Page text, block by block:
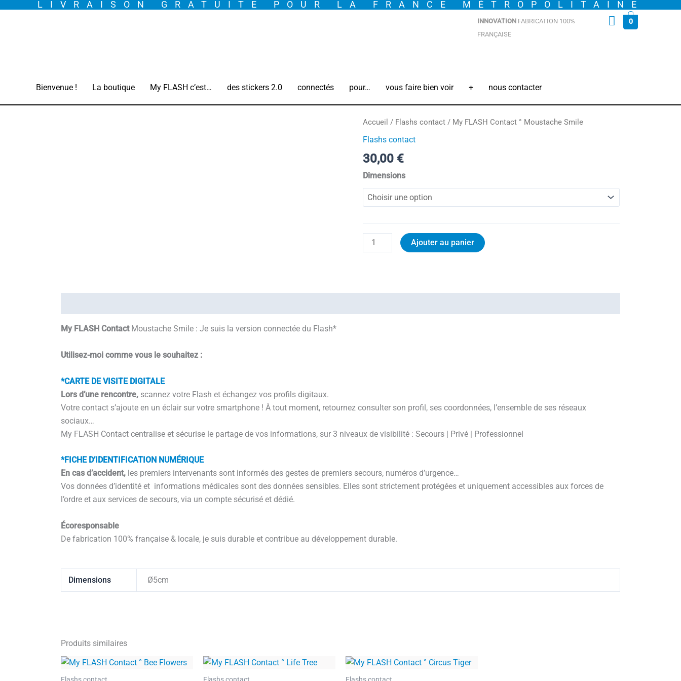
LIVRAISON GRATUITE POUR LA FRANCE MÉTROPOLITAINE
INNOVATION FABRICATION 100%
FRANÇAISE
0
Bienvenue ! La boutique My FLASH c’est… des stickers 2.0 connectés pour… vous faire bien voir + nous contacter
Accueil / Flashs contact / My FLASH Contact ° Moustache Smile
Flashs contact
30,00 €
Dimensions
quantité
de
FLASH
Contact
°
Moustache
Ajouter au panier
My FLASH ContactMoustache Smile : Je suis la version connectée du Flash*
Utilisez-moi comme vous le souhaitez :
*CARTE DE VISITE DIGITALE
Lors d’une rencontre, scannez votre Flash et échangez vos profils digitaux.
Votre contact s’ajoute en un éclair sur votre smartphone ! À tout moment, retournez consulter son profil, ses coordonnées, l’ensemble de ses réseaux
sociaux…
My FLASH Contact centralise et sécurise le partage de vos informations, sur 3 niveaux de visibilité : Secours | Privé | Professionnel
*FICHE D’IDENTIFICATION NUMÉRIQUE
En cas d’accident, les premiers intervenants sont informés des gestes de premiers secours, numéros d’urgence…
Vos données d’identité et informations médicales sont des données sensibles. Elles sont strictement protégées et uniquement accessibles aux forces de
l’ordre et aux services de secours, via un compte sécurisé et dédié.
Écoresponsable
De fabrication 100% française & locale, je suis durable et contribue au développement durable.
Dimensions Ø5cm
Produits similaires